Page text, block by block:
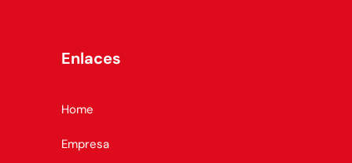
Enlaces
Home
Empresa